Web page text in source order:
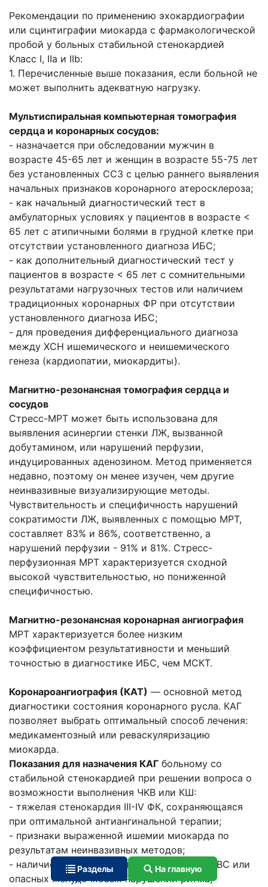
Рекомендации по применению эхокардиографии
или сцинтиграфии миокарда с фармакологической
пробой у больных стабильной стенокардией
Класс I, IIа и IIb:
1. Перечисленные выше показания, если больной не
может выполнить адекватную нагрузку.
Мультиспиральная компьютерная томография
сердца и коронарных сосудов:
- назначается при обследовании мужчин в
возрасте 45-65 лет и женщин в возрасте 55-75 лет
без установленных ССЗ с целью раннего выявления
начальных признаков коронарного атеросклероза;
- как начальный диагностический тест в
амбулаторных условиях у пациентов в возрасте <
65 лет с атипичными болями в грудной клетке при
отсутствии установленного диагноза ИБС;
- как дополнительный диагностический тест у
пациентов в возрасте < 65 лет с сомнительными
результатами нагрузочных тестов или наличием
традиционных коронарных ФР при отсутствии
установленного диагноза ИБС;
- для проведения дифференциального диагноза
между ХСН ишемического и неишемического
генеза (кардиопатии, миокардиты).
Магнитно-резонансная томография сердца и
сосудов
Стресс-МРТ может быть использована для
выявления асинергии стенки ЛЖ, вызванной
добутамином, или нарушений перфузии,
индуцированных аденозином. Метод применяется
недавно, поэтому он менее изучен, чем другие
неинвазивные визуализирующие методы.
Чувствительность и специфичность нарушений
сократимости ЛЖ, выявленных с помощью МРТ,
составляет 83% и 86%, соответственно, а
нарушений перфузии - 91% и 81%. Стресс-
перфузионная МРТ характеризуется сходной
высокой чувствительностью, но пониженной
специфичностью.
Магнитно-резонансная коронарная ангиография
МРТ характеризуется более низким
коэффициентом результативности и меньший
точностью в диагностике ИБС, чем МСКТ.
Коронароангиография (КАТ) — основной метод
диагностики состояния коронарного русла. КАГ
позволяет выбрать оптимальный способ лечения:
медикаментозный или реваскуляризацию
миокарда.
Показания для назначения КАГ больному со
стабильной стенокардией при решении вопроса о
возможности выполнения ЧKB или КШ:
- тяжелая стенокардия III-IV ФК, сохраняющаяся
при оптимальной антиангинальной терапии;
- признаки выраженной ишемии миокарда по
результатам неинвазивных методов;
- наличие у больного в анамнезе эпизодов ВС или
опасных желудочковых нарушений ритма;
Разделы На главную